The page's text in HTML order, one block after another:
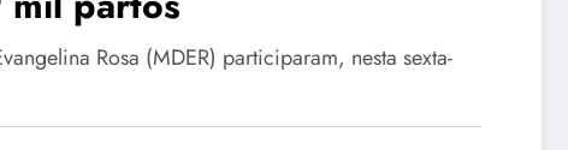
Rosa (MDER) participaram, nesta sexta-